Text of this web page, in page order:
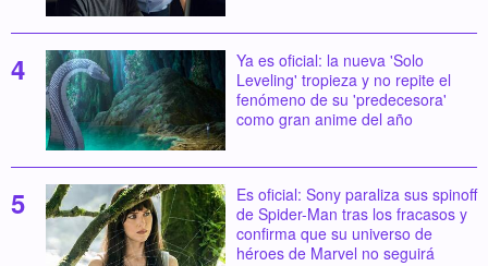
Ya es oficial: la nueva 'Solo
Leveling' tropieza y no repite el
fenómeno de su 'predecesora'
como gran anime del año
Es oficial: Sony paraliza sus spinoff
de Spider-Man tras los fracasos y
confirma que su universo de
héroes de Marvel no seguirá